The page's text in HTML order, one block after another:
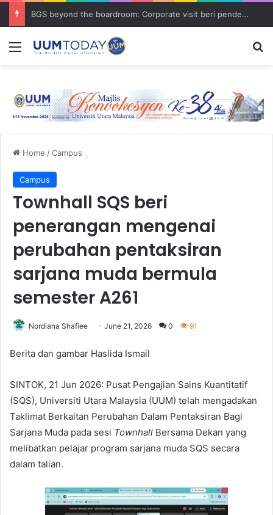
BGS beyond the boardroom: Corporate visit beri pendedahan dunia korporat kepada PELAJAR UUM
Menu
Home /Campus
Campus
Townhall SQS beri
penerangan mengenai
perubahan pentaksiran
sarjana muda bermula
semester A261
Nordiana Shafiee June 21, 2026 0 91
Berita dan gambar Haslida Ismail
SINTOK, 21 Jun 2026: Pusat Pengajian Sains Kuantitatif
(SQS), Universiti Utara Malaysia (UUM) telah mengadakan
Taklimat Berkaitan Perubahan Dalam Pentaksiran Bagi
Sarjana Muda pada sesi Townhall Bersama Dekan yang
melibatkan pelajar program sarjana muda SQS secara
dalam talian.